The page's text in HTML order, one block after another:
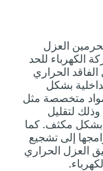
العزل
الكهرباء للحد
الحراري
بشكل
مواد متخصصة مثل
لتقليل
بشكل مكثف. كما
إلى تشجيع
العزل الحراري